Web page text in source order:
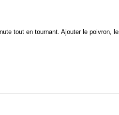
tout en tournant. Ajouter le